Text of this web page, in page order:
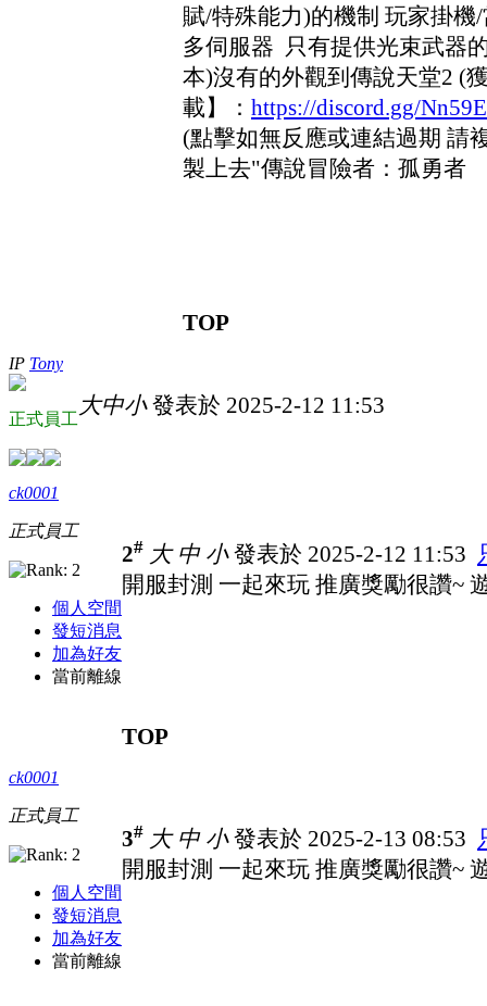
賦/特殊能力)的機制 玩家掛機
多伺服器 只有提供光束武
本)沒有的外觀到傳說天堂2 (
載】： https://discord.gg/
(點擊如無反應或連結過期 請
製上去"傳說冒險者：孤勇者
TOP
IP Tony
正式員工
大中小發表於 2025-2-12 11:53
ck0001
正式員工
個人空間
發短消息
加為好友
當前離線
2# 大 中 小發表於 2025-2-12 11:53
開服封測 一起來玩 推廣獎勵很讚~
TOP
ck0001
正式員工
個人空間
發短消息
加為好友
當前離線
3# 大 中 小發表於 2025-2-13 08:53
開服封測 一起來玩 推廣獎勵很讚~